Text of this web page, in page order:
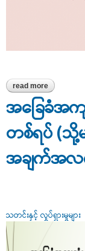
read more about စ
င့်ကြည့်စစ်ဆ
အခြေခံအ
တစ်ရပ် (
အချက်အလ
သတင်းနှင့် လှုပ်ရှားမှုများ